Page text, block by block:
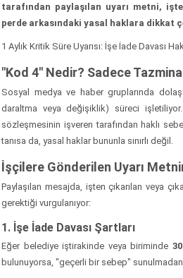
tarafından paylaşılan uyarı metni,
perde arkasındaki yasal haklara dikkat
1 Aylık Kritik Süre Uyarısı: İşe İade Davası
"Kod 4" Nedir? Sadece
Sosyal medya ve haber gruplarında
daraltma veya değişiklik) süreci
sözleşmesinin işveren tarafından haklı
tanısa da, yasal haklar bununla sınırlı değil.
İşçilere Gönderilen Uyarı
Paylaşılan mesajda, işten çıkarılan veya
gerektiği vurgulanıyor:
1. İşe İade Davası Şartları
Eğer belediye iştirakinde veya biriminde
bulunuyorsa, "geçerli bir sebep" sunulmadan